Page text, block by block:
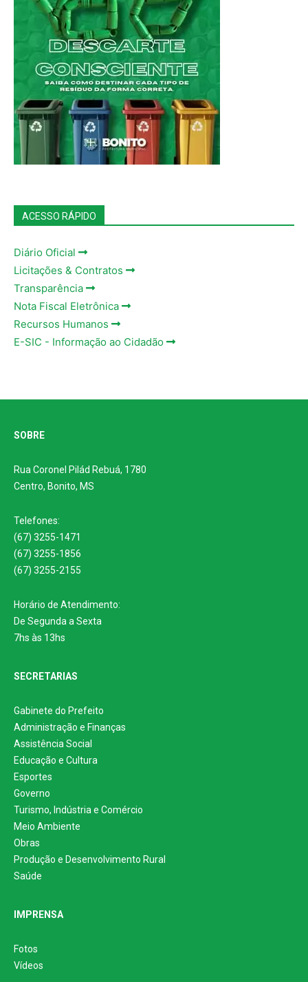
ACESSO RÁPIDO
Diário Oficial
Licitações & Contratos
Transparência
Nota Fiscal Eletrônica
Recursos Humanos
E-SIC - Informação ao Cidadão
SOBRE
Rua Coronel Pilád Rebuá, 1780
Centro, Bonito, MS
Telefones:
(67) 3255-1471
(67) 3255-1856
(67) 3255-2155
Horário de Atendimento:
De Segunda a Sexta
7hs às 13hs
SECRETARIAS
Gabinete do Prefeito
Administração e Finanças
Assistência Social
Educação e Cultura
Esportes
Governo
Turismo, Indústria e Comércio
Meio Ambiente
Obras
Produção e Desenvolvimento Rural
Saúde
IMPRENSA
Fotos
Vídeos